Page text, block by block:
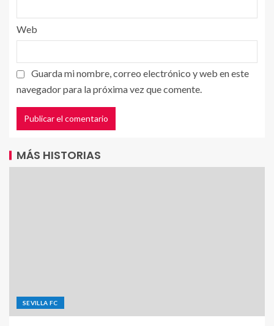
Web
Guarda mi nombre, correo electrónico y web en este
navegador para la próxima vez que comente.
MÁS HISTORIAS
SEVILLA FC